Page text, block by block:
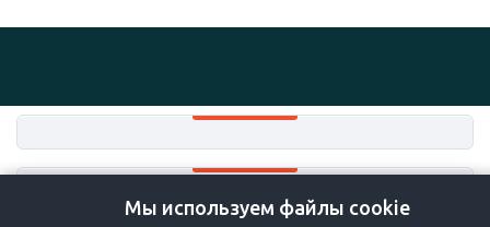
Мы используем файлы cookie